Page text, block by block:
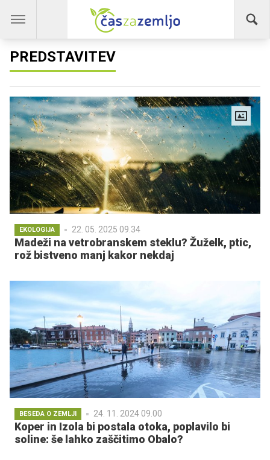
PREDSTAVITEV
EKOLOGIJA 22. 05. 2025 09.34
Madeži na vetrobranskem steklu? Žuželk, ptic,
rož bistveno manj kakor nekdaj
BESEDA O ZEMLJI 24. 11. 2024 09.00
Koper in Izola bi postala otoka, poplavilo bi
soline: še lahko zaščitimo Obalo?